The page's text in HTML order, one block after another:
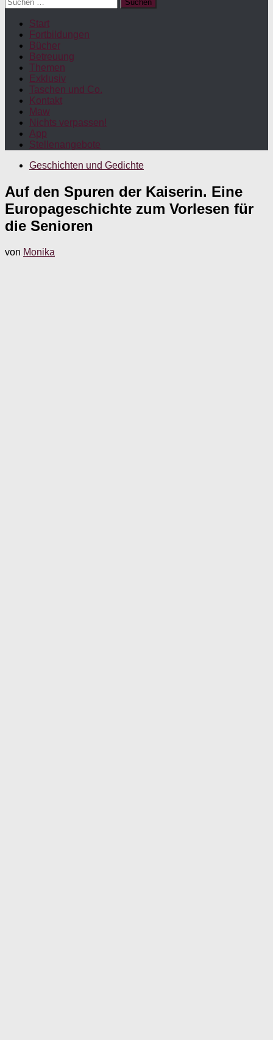
nach:
Start
Fortbildungen
Bücher
Betreuung
Themen
Exklusiv
Taschen und Co.
Kontakt
Maw
Nichts verpassen!
App
Stellenangebote
Geschichten und Gedichte
Auf den Spuren der Kaiserin. Eine
Europageschichte zum Vorlesen für
die Senioren
von Monika